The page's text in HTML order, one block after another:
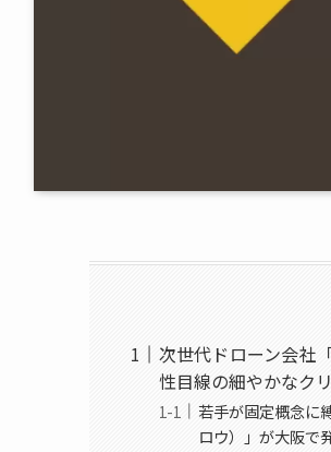
次世代ドローン会社
性目線の細やかなク
若手が固定概念に
ロウ）」が大阪で